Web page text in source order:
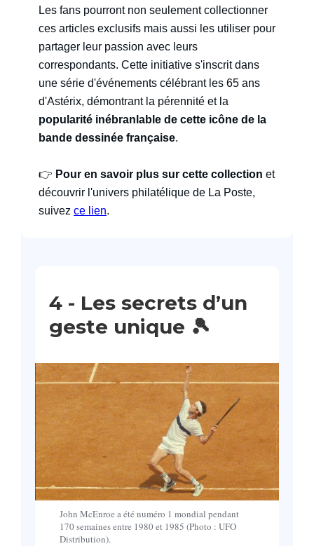
Les fans pourront non seulement collectionner
ces articles exclusifs mais aussi les utiliser pour
partager leur passion avec leurs
correspondants. Cette initiative s'inscrit dans
une série d'événements célébrant les 65 ans
d'Astérix, démontrant la pérennité et la
popularité inébranlable de cette icône de la
bande dessinée française.
👉 Pour en savoir plus sur cette collection et
découvrir l'univers philatélique de La Poste,
suivez ce lien.
4 - Les secrets d’un
geste unique 🎾
John McEnroe a été numéro 1 mondial pendant
170 semaines entre 1980 et 1985 (Photo : UFO
Distribution).